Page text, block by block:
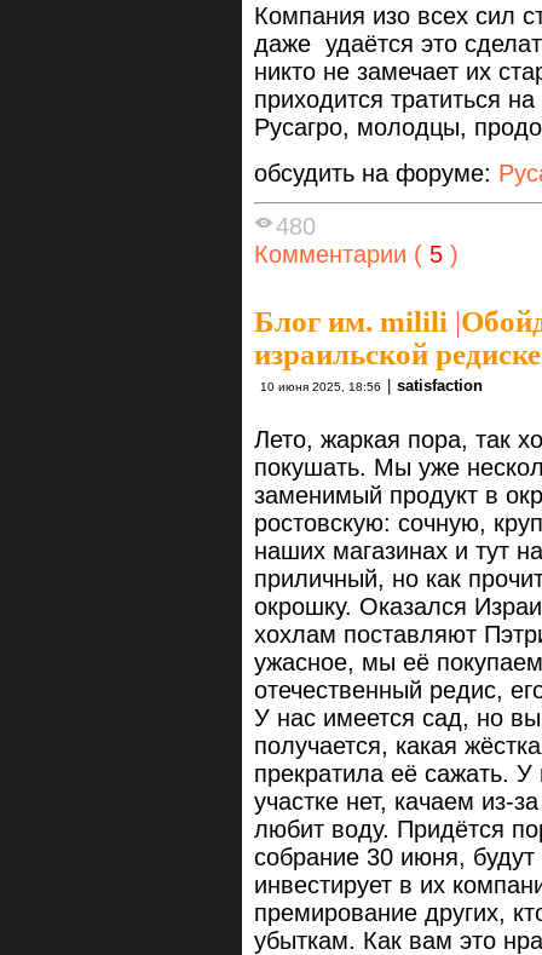
Компания изо всех сил
даже удаётся это
никто не замечает их
приходится тратиться
Русагро, молодцы,
обсудить на форуме:
480
Комментарии ( 5 )
Блог им. milili |
израильской редиске
10 июня 2025, 18:56 satisfaction
Лето, жаркая пора, так
покушать. Мы уже
заменимый продукт в
ростовскую: сочную,
наших магазинах и тут
приличный, но как
окрошку. Оказался
хохлам поставляют
ужасное, мы её
отечественный редис,
У нас имеется сад, но
получается, какая
прекратила её сажать.
участке нет, качаем из-
любит воду. Придётся
собрание 30 июня,
инвестирует в их
премирование других,
убыткам. Как вам это